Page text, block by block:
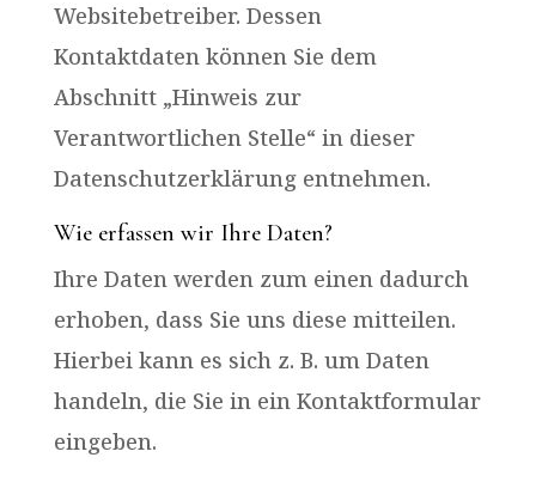
Websitebetreiber. Dessen
Kontaktdaten können Sie dem
Abschnitt „Hinweis zur
Verantwortlichen Stelle“ in dieser
Datenschutzerklärung entnehmen.
Wie erfassen wir Ihre Daten?
Ihre Daten werden zum einen dadurch
erhoben, dass Sie uns diese mitteilen.
Hierbei kann es sich z. B. um Daten
handeln, die Sie in ein Kontaktformular
eingeben.